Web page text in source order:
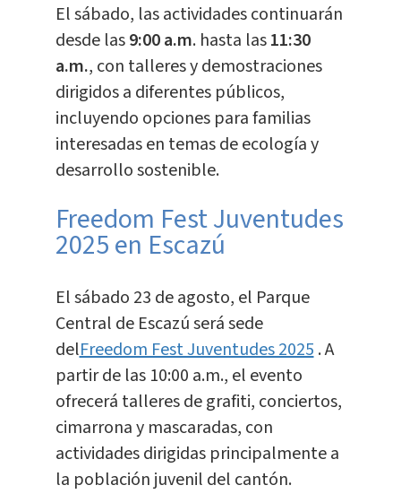
El sábado, las actividades continuarán
desde las9:00 a.m. hasta las11:30
a.m., con talleres y demostraciones
dirigidos a diferentes públicos,
incluyendo opciones para familias
interesadas en temas de ecología y
desarrollo sostenible.
Freedom Fest Juventudes
2025 en Escazú
El sábado 23 de agosto, el Parque
Central de Escazú será sede
delFreedom Fest Juventudes 2025. A
partir de las 10:00 a.m., el evento
ofrecerá talleres de grafiti, conciertos,
cimarrona y mascaradas, con
actividades dirigidas principalmente a
la población juvenil del cantón.